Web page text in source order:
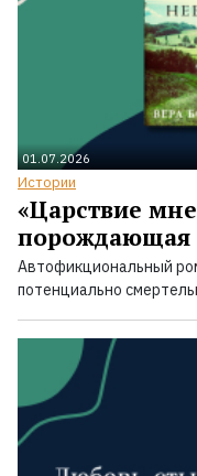
01.07.2026
Истории
«Царствие
порождающая
Автофикциональный
потенциально